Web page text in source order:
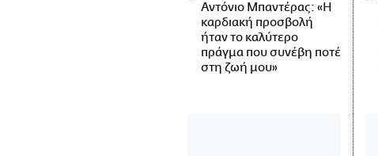
Αντόνιο Μπαντέρας: «Η
καρδιακή προσβολή
ήταν το καλύτερο
πράγμα που συνέβη ποτέ
στη ζωή μου»